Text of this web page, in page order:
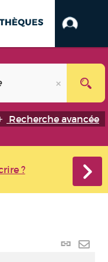
Recherche avancée
?
Lien